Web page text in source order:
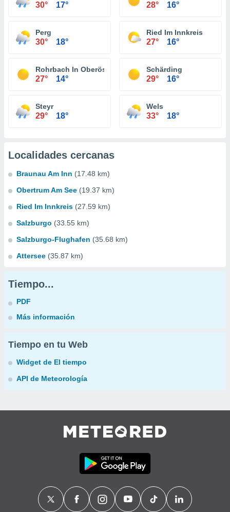
30° 17° 28° 16°
Perg
30° 18°
Ried Im Innkreis
27° 16°
Rohrbach In Oberösterreich
27° 14°
Schärding
29° 16°
Steyr
29° 18°
Wels
33° 18°
Localidades cercanas
Braunau Am Inn (17.48 km)
Obertrum Am See (19.37 km)
Ried Im Innkreis (27.59 km)
Salzburgo (33.55 km)
Salzburgo-Flughafen (35.68 km)
Attersee (35.87 km)
Tiempo...
PDF
Más información
Tiempo en tu Web
Widget de El tiempo
API de Meteorología